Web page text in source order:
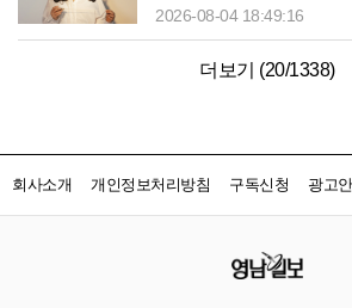
2026-08-04 18:49:16
더보기 (20/1338)
회사소개 개인정보처리방침 구독신청 광고